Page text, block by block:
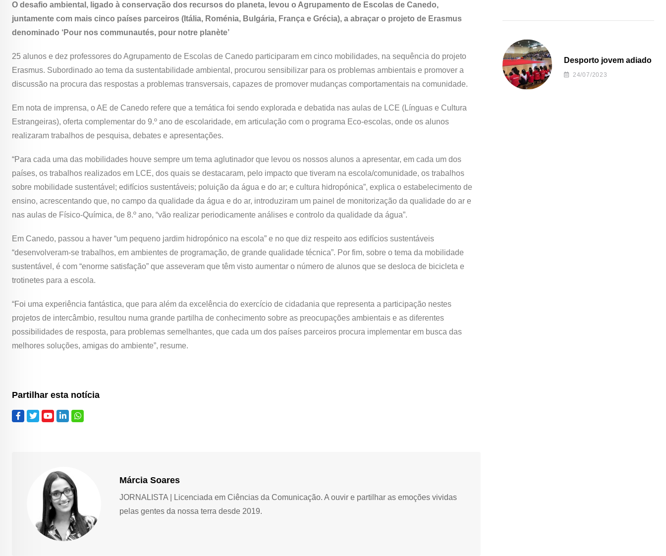
O desafio ambiental, ligado à conservação dos recursos do planeta, levou o Agrupamento de Escolas de Canedo,
juntamente com mais cinco países parceiros (Itália, Roménia, Bulgária, França e Grécia), a abraçar o projeto de Erasmus
denominado ‘Pour nos communautés, pour notre planète’
25 alunos e dez professores do Agrupamento de Escolas de Canedo participaram em cinco mobilidades, na sequência do projeto
Erasmus. Subordinado ao tema da sustentabilidade ambiental, procurou sensibilizar para os problemas ambientais e promover a
discussão na procura das respostas a problemas transversais, capazes de promover mudanças comportamentais na comunidade.
Em nota de imprensa, o AE de Canedo refere que a temática foi sendo explorada e debatida nas aulas de LCE (Línguas e Cultura
Estrangeiras), oferta complementar do 9.º ano de escolaridade, em articulação com o programa Eco-escolas, onde os alunos
realizaram trabalhos de pesquisa, debates e apresentações.
“Para cada uma das mobilidades houve sempre um tema aglutinador que levou os nossos alunos a apresentar, em cada um dos
países, os trabalhos realizados em LCE, dos quais se destacaram, pelo impacto que tiveram na escola/comunidade, os trabalhos
sobre mobilidade sustentável; edifícios sustentáveis; poluição da água e do ar; e cultura hidropónica”, explica o estabelecimento de
ensino, acrescentando que, no campo da qualidade da água e do ar, introduziram um painel de monitorização da qualidade do ar e
nas aulas de Físico-Química, de 8.º ano, “vão realizar periodicamente análises e controlo da qualidade da água”.
Em Canedo, passou a haver “um pequeno jardim hidropónico na escola” e no que diz respeito aos edifícios sustentáveis
“desenvolveram-se trabalhos, em ambientes de programação, de grande qualidade técnica”. Por fim, sobre o tema da mobilidade
sustentável, é com “enorme satisfação” que asseveram que têm visto aumentar o número de alunos que se desloca de bicicleta e
trotinetes para a escola.
“Foi uma experiência fantástica, que para além da excelência do exercício de cidadania que representa a participação nestes
projetos de intercâmbio, resultou numa grande partilha de conhecimento sobre as preocupações ambientais e as diferentes
possibilidades de resposta, para problemas semelhantes, que cada um dos países parceiros procura implementar em busca das
melhores soluções, amigas do ambiente”, resume.
Partilhar esta notícia
Márcia Soares
JORNALISTA | Licenciada em Ciências da Comunicação. A ouvir e partilhar as emoções vividas
pelas gentes da nossa terra desde 2019.
Desporto jovem adiado
24/07/2023